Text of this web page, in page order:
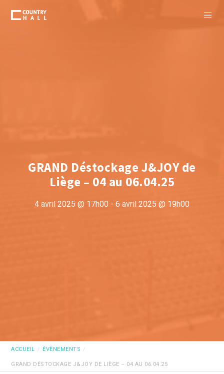
GRAND Déstockage J&JOY de
Liège – 04 au 06.04.25
4 avril 2025 @ 17h00 - 6 avril 2025 @ 19h00
ACCUEIL ÉVÈNEMENTS
GRAND DÉSTOCKAGE J&JOY DE LIÈGE – 04 AU 06.04.25